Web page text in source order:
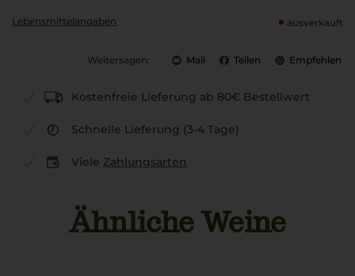
Lebensmittel­angaben ausverkauft
Weitersagen: Mail Teilen Empfehlen
Kostenfreie Lieferung ab 80€ Bestellwert
Schnelle Lieferung (3-4 Tage)
Viele Zahlungsarten
Ähnliche Weine